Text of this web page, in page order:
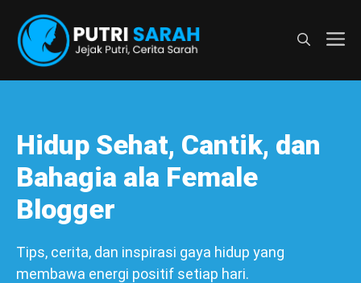
Hidup Sehat, Cantik, dan
Bahagia ala Female
Blogger
Tips, cerita, dan inspirasi gaya hidup yang
membawa energi positif setiap hari.